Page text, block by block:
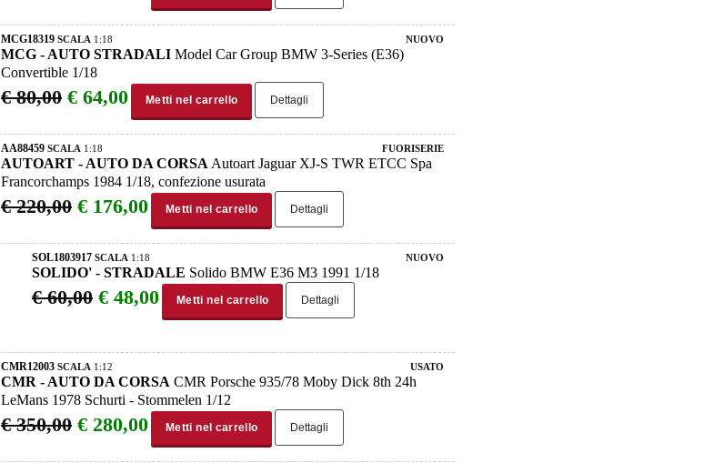
MCG18319 SCALA 1:18 NUOVO
MCG - AUTO STRADALI Model Car Group BMW 3-Series (E36)
Convertible 1/18
€ 80,00 € 64,00 Metti nel carrello Dettagli
AA88459 SCALA 1:18 FUORISERIE
AUTOART - AUTO DA CORSA Autoart Jaguar XJ-S TWR ETCC Spa
Francorchamps 1984 1/18, confezione usurata
€ 220,00 € 176,00 Metti nel carrello Dettagli
SOL1803917 SCALA 1:18 NUOVO
SOLIDO' - STRADALE Solido BMW E36 M3 1991 1/18
€ 60,00 € 48,00 Metti nel carrello Dettagli
CMR12003 SCALA 1:12 USATO
CMR - AUTO DA CORSA CMR Porsche 935/78 Moby Dick 8th 24h
LeMans 1978 Schurti - Stommelen 1/12
€ 350,00 € 280,00 Metti nel carrello Dettagli